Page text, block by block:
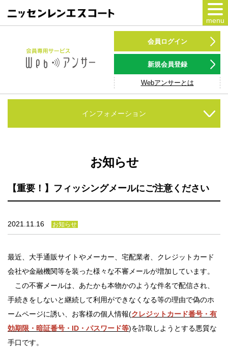
menu
カードをつかう
NSポイント
キャンペーン
サービス
会員ログイン
新規会員登録
Webアンサーとは
インフォメーション
お知らせ
【重要！】フィッシングメールにご注意ください
2021.11.16 お知らせ
最近、大手通販サイトやメーカー、宅配業者、クレジットカード
会社や金融機関等を装った様々な不審メールが増加しています。
この不審メールは、あたかも本物かのような件名で配信され、
手続きをしないと継続して利用ができなくなる等の理由で偽のホ
ームページに誘い、お客様の個人情報(クレジットカード番号・有
効期限・暗証番号・ID・パスワード等)を詐取しようとする悪質な
手口です。